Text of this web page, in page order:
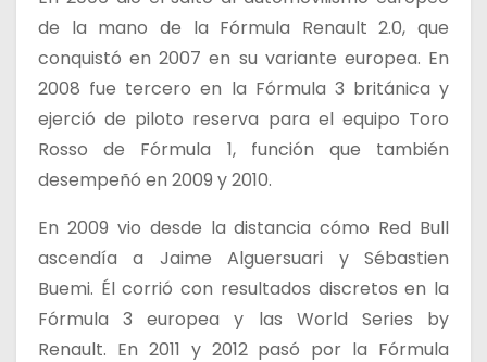
de la mano de la Fórmula Renault 2.0, que
conquistó en 2007 en su variante europea. En
2008 fue tercero en la Fórmula 3 británica y
ejerció de piloto reserva para el equipo Toro
Rosso de Fórmula 1, función que también
desempeñó en 2009 y 2010.
En 2009 vio desde la distancia cómo Red Bull
ascendía a Jaime Alguersuari y Sébastien
Buemi. Él corrió con resultados discretos en la
Fórmula 3 europea y las World Series by
Renault. En 2011 y 2012 pasó por la Fórmula